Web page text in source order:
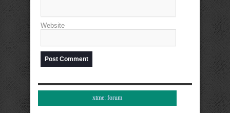
Website
xtme: forum